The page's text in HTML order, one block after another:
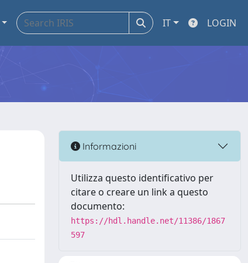
IT LOGIN
Informazioni
Utilizza questo identificativo per
citare o creare un link a questo
documento:
https://hdl.handle.net/11386/1867
597